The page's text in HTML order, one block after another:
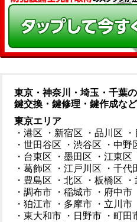
東京・神奈川・埼玉・千葉
鍵交換・鍵修理・鍵作成な
東京エリア
・港区
・新宿区 ・品川区
・世田谷区
・渋谷区 ・中野
・台東区
・墨田区 ・江東区
・葛飾区
・江戸川区 ・千代
・豊島区
・北区 ・板橋区
・調布市
・稲城市 ・府中市
・狛江市
・多摩市 ・立川市
・東大和市
・日野市 ・町田